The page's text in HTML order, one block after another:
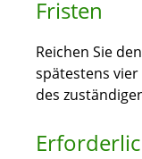
Fristen
Reichen Sie
spätestens
des